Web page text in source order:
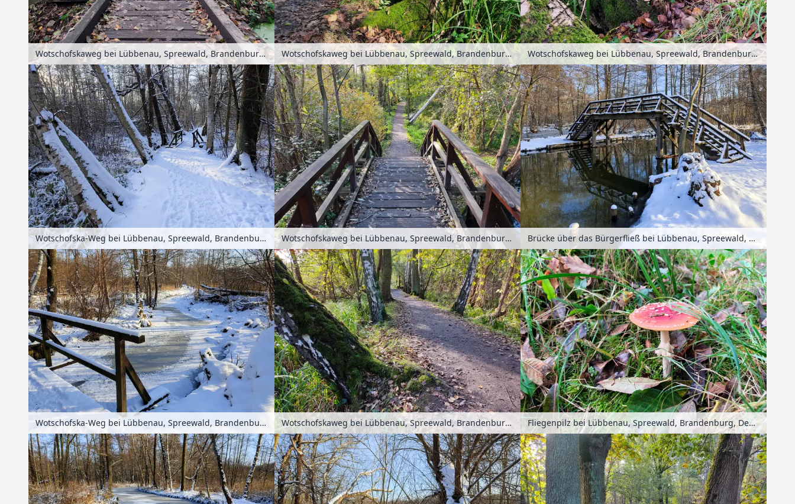
Wotschofskaweg bei Lübbenau, Spreewald, Brandenburg, Deutschland Wotschofskaweg bei Lübbenau, Spreewald, Brandenburg, Deutschland Wotschofskaweg bei Lübbenau, Spreewald, Brandenburg, Deutschland
Wotschofska-Weg bei Lübbenau, Spreewald, Brandenburg, Deutschland Wotschofskaweg bei Lübbenau, Spreewald, Brandenburg, Deutschland Brücke über das Bürgerfließ bei Lübbenau, Spreewald, Brandenburg, Deutschland
Wotschofska-Weg bei Lübbenau, Spreewald, Brandenburg, Deutschland Wotschofskaweg bei Lübbenau, Spreewald, Brandenburg, Deutschland Fliegenpilz bei Lübbenau, Spreewald, Brandenburg, Deutschland